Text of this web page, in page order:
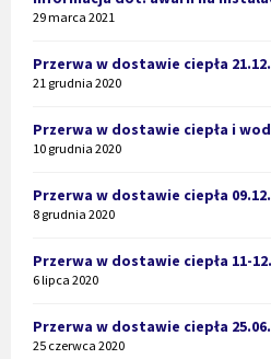
29 marca 2021
Przerwa w dostawie ciepła
21 grudnia 2020
Przerwa w dostawie ciepła i
10 grudnia 2020
Przerwa w dostawie ciepła
8 grudnia 2020
Przerwa w dostawie ciepła 11-
6 lipca 2020
Przerwa w dostawie ciepła
25 czerwca 2020